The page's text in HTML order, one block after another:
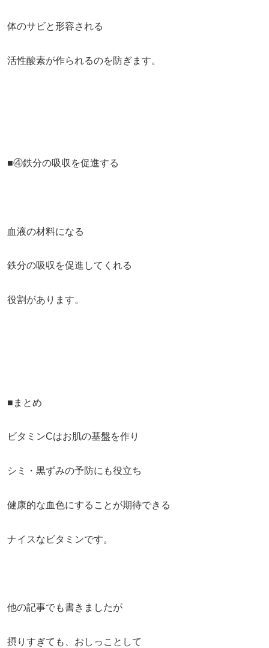
体のサビと形容される
活性酸素が作られるのを防ぎます。
■④鉄分の吸収を促進する
血液の材料になる
鉄分の吸収を促進してくれる
役割があります。
■まとめ
ビタミンCはお肌の基盤を作り
シミ・黒ずみの予防にも役立ち
健康的な血色にすることが期待できる
ナイスなビタミンです。
他の記事でも書きましたが
摂りすぎても、おしっことして